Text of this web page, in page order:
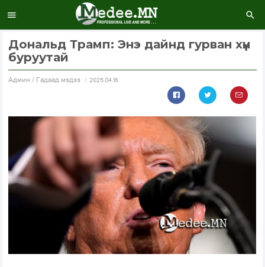
Дональд Трамп: Энэ дайнд гурван хүн
буруутай
Aдмин / Гадаад мэдээ 2025.04.16